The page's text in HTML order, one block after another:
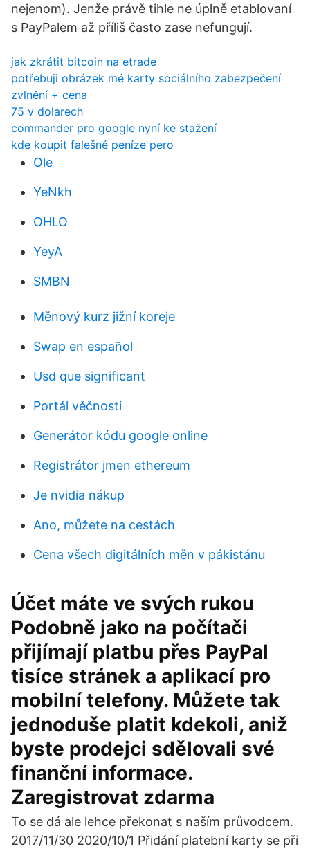
nejenom). Jenže právě tihle ne úplně etablovaní
s PayPalem až příliš často zase nefungují.
jak zkrátit bitcoin na etrade
potřebuji obrázek mé karty sociálního zabezpečení
zvlnění + cena
75 v dolarech
commander pro google nyní ke stažení
kde koupit falešné peníze pero
Ole
YeNkh
OHLO
YeyA
SMBN
Měnový kurz jižní koreje
Swap en español
Usd que significant
Portál věčnosti
Generátor kódu google online
Registrátor jmen ethereum
Je nvidia nákup
Ano, můžete na cestách
Cena všech digitálních měn v pákistánu
Účet máte ve svých rukou
Podobně jako na počítači
přijímají platbu přes PayPal
tisíce stránek a aplikací pro
mobilní telefony. Můžete tak
jednoduše platit kdekoli, aniž
byste prodejci sdělovali své
finanční informace.
Zaregistrovat zdarma
To se dá ale lehce překonat s naším průvodcem.
2017/11/30 2020/10/1 Přidání platební karty se při